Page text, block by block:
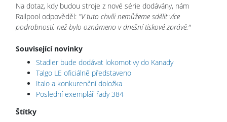
Na dotaz, kdy budou stroje z nové série dodávány, nám
Railpool odpověděl: "V tuto chvíli nemůžeme sdělit více
podrobností, než bylo oznámeno v dnešní tiskové zprávě."
Související novinky
Stadler bude dodávat lokomotivy do Kanady
Talgo LE oficiálně představeno
Italo a konkurenční doložka
Poslední exemplář řady 384
Štítky